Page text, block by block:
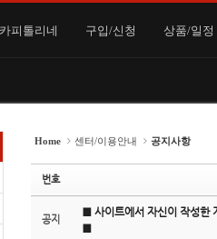
카피톨리네 구입/신청 상품/일정
Home 센터/이용안내 공지사항
번호
공지
■ 사이트에서 자신이 작성한
■